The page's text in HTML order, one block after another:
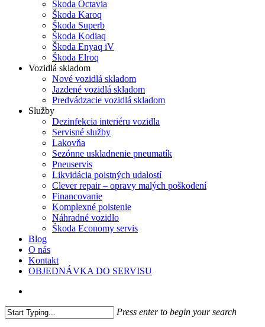
Škoda Octavia
Škoda Karoq
Škoda Superb
Škoda Kodiaq
Škoda Enyaq iV
Škoda Elroq
Vozidlá skladom
Nové vozidlá skladom
Jazdené vozidlá skladom
Predvádzacie vozidlá skladom
Služby
Dezinfekcia interiéru vozidla
Servisné služby
Lakovňa
Sezónne uskladnenie pneumatík
Pneuservis
Likvidácia poistných udalostí
Clever repair – opravy malých poškodení
Financovanie
Komplexné poistenie
Náhradné vozidlo
Škoda Economy servis
Blog
O nás
Kontakt
OBJEDNÁVKA DO SERVISU
Press enter to begin your search